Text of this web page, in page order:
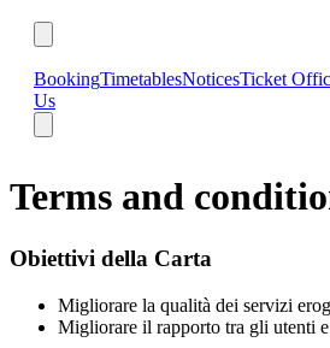
BookingTimetablesNoticesTicket
Us
Terms and
Obiettivi della Carta
Migliorare la qualità dei servizi
Migliorare il rapporto tra gli utenti